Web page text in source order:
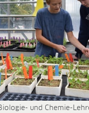
und Chemie-